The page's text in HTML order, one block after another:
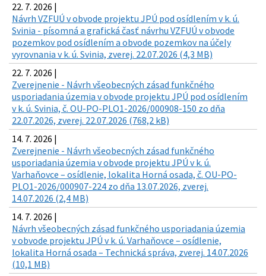
22. 7. 2026 |
Návrh VZFUÚ v obvode projektu JPÚ pod osídlením v k. ú.
Svinia - písomná a grafická časť návrhu VZFUÚ v obvode
pozemkov pod osídlením a obvode pozemkov na účely
vyrovnania v k. ú. Svinia, zverej. 22.07.2026 (4,3 MB)
22. 7. 2026 |
Zverejnenie - Návrh všeobecných zásad funkčného
usporiadania územia v obvode projektu JPÚ pod osídlením
v k. ú. Svinia, č. OU-PO-PLO1-2026/000908-150 zo dňa
22.07.2026, zverej. 22.07.2026 (768,2 kB)
14. 7. 2026 |
Zverejnenie - Návrh všeobecných zásad funkčného
usporiadania územia v obvode projektu JPÚ v k. ú.
Varhaňovce – osídlenie, lokalita Horná osada, č. OU-PO-
PLO1-2026/000907-224 zo dňa 13.07.2026, zverej.
14.07.2026 (2,4 MB)
14. 7. 2026 |
Návrh všeobecných zásad funkčného usporiadania územia
v obvode projektu JPÚ v k. ú. Varhaňovce – osídlenie,
lokalita Horná osada – Technická správa, zverej. 14.07.2026
(10,1 MB)